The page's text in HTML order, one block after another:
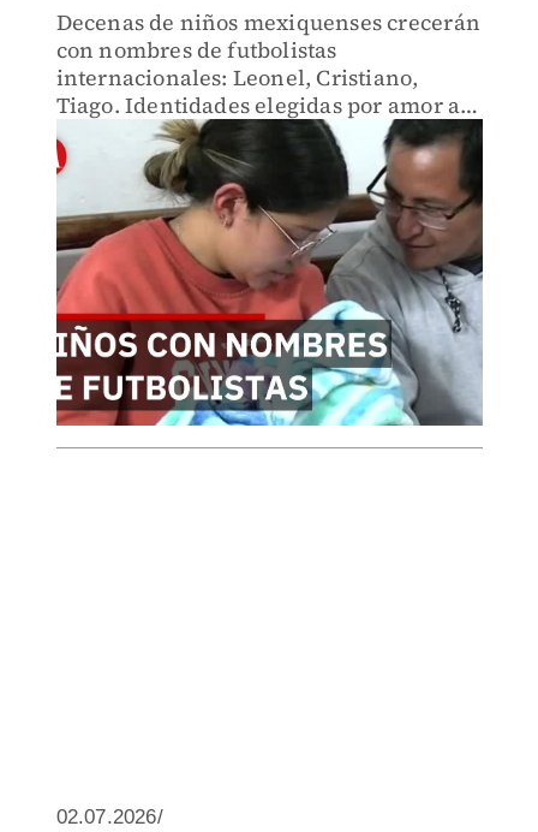
Decenas de niños mexiquenses crecerán
con nombres de futbolistas
internacionales: Leonel, Cristiano,
Tiago. Identidades elegidas por amor al
futbol que los marcarán para siempre.
Familias que quisieron inmortalizarse
en sus hijos durante el mundial.
02.07.2026/